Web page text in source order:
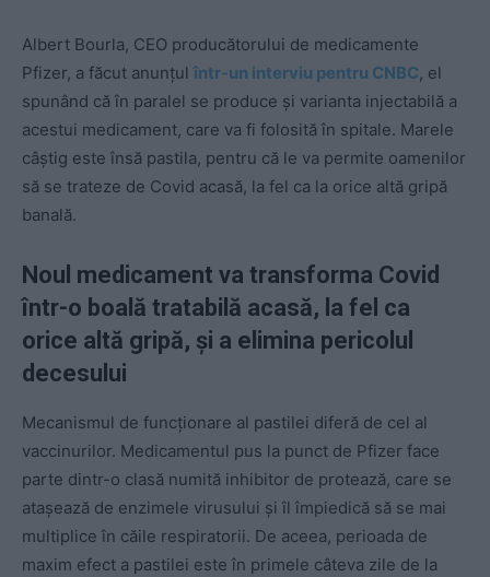
Albert Bourla, CEO producătorului de medicamente
Pfizer, a făcut anunțulîntr-un interviu pentru CNBC, el
spunând că în paralel se produce și varianta injectabilă a
acestui medicament, care va fi folosită în spitale. Marele
câștig este însă pastila, pentru că le va permite oamenilor
să se trateze de Covid acasă, la fel ca la orice altă gripă
banală.
Noul medicament va transforma Covid
într-o boală tratabilă acasă, la fel ca
orice altă gripă, și a elimina pericolul
decesului
Mecanismul de funcționare al pastilei diferă de cel al
vaccinurilor. Medicamentul pus la punct de Pfizer face
parte dintr-o clasă numită inhibitor de protează, care se
atașează de enzimele virusului și îl împiedică să se mai
multiplice în căile respiratorii. De aceea, perioada de
maxim efect a pastilei este în primele câteva zile de la